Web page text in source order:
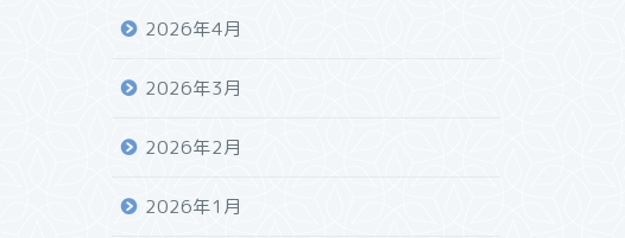
2026年4月
2026年3月
2026年2月
2026年1月